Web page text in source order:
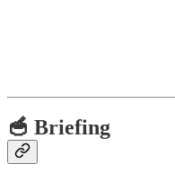
🥣 Briefing